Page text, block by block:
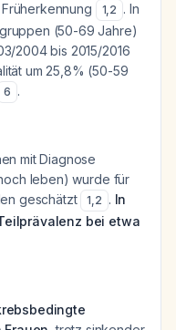
1,2 . In
(50-69 Jahre)
2004 bis 2015/2016
um 25,8% (50-59
6 .
mit Diagnose
leben) wurde für
geschätzt
1,2 . In
bei etwa